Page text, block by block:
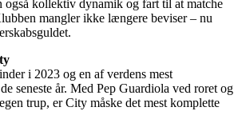
også kollektiv dynamik og fart til at matche
mangler ikke længere beviser – nu
i 2023 og en af verdens mest
seneste år. Med Pep Guardiola ved roret og
trup, er City måske det mest komplette